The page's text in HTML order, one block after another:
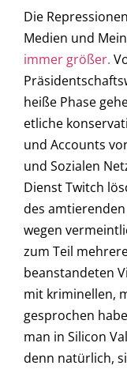
Die
Medien und
immer größer.
heiße Phase
etliche
und Accounts
und Sozialen
Dienst Twitch
des
wegen
zum Teil
beanstandeten
mit kriminellen,
gesprochen
man in Silicon
denn natürlich,